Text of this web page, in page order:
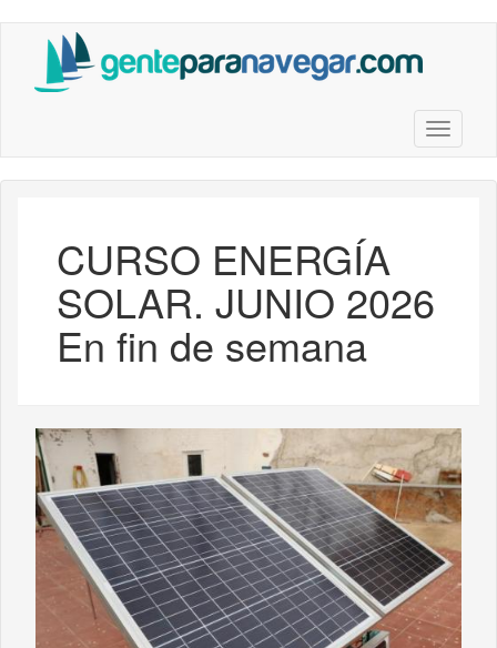
contenido
Toggle
CURSO ENERGÍA
SOLAR. JUNIO 2026
En fin de semana